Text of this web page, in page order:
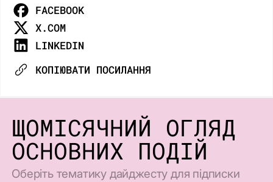
FACEBOOK
X.COM
LINKEDIN
КОПІЮВАТИ ПОСИЛАННЯ
ЩОМІСЯЧНИЙ ОГЛЯД
ОСНОВНИХ ПОДІЙ
Оберіть тематику дайджесту для підписки